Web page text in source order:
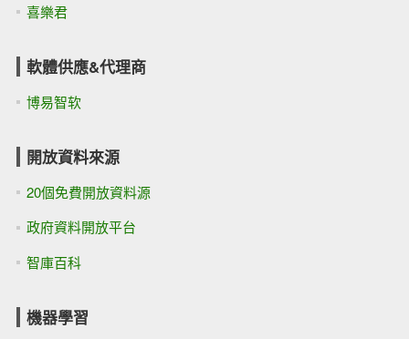
喜樂君
軟體供應&代理商
博易智软
開放資料來源
20個免費開放資料源
政府資料開放平台
智庫百科
機器學習